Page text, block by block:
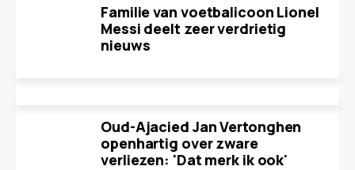
Familie van voetbalicoon Lionel
Messi deelt zeer verdrietig
nieuws
Oud-Ajacied Jan Vertonghen
openhartig over zware
verliezen: 'Dat merk ik ook'